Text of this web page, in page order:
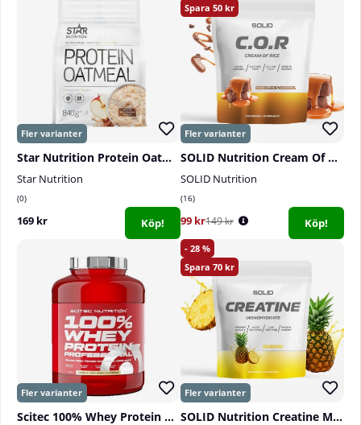
Star Nutrition Protein Oatmeal, 840 g
Star Nutrition
0
169 kr Köp!
50
SOLID Nutrition Cream Of Rice, 1 kg
SOLID Nutrition
16
99 kr149 kr Köp!
Scitec 100% Whey Protein Professional, 2350 g
28
70
SOLID Nutrition Creatine Monohydrate, 400 g